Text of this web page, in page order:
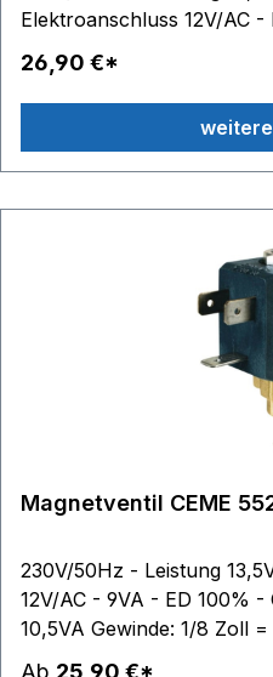
Elektroanschluss 12V/AC
Classe H Elektroanschluss
ED 100%, Classe H
50/60Hz - Leistung 9VA -
Elektroanschluss 24V/DC
Classe H
26,90 €*
Magnetventil CEME
230V/50Hz - Leistung
12V/AC - 9VA - ED 100%
10,5VA Gewinde: 1/8 Zoll
Außenmaße: B 22 mm - H
Ab 25,90 €*